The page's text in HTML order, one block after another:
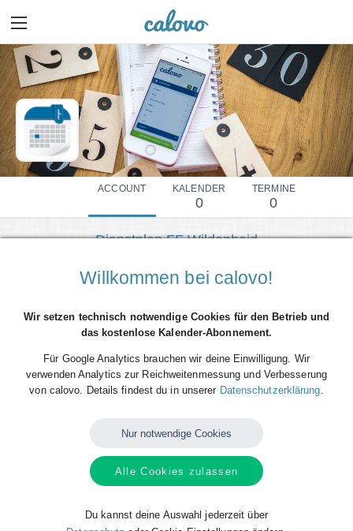
ACCOUNT KALENDER
0
TERMINE
0
Dienstplan FF Wildenheid
Mehr Details einblenden
Willkommen bei calovo!
Wir setzen technisch notwendige Cookies für den Betrieb und
das kostenlose Kalender-Abonnement.
Für Google Analytics brauchen wir deine Einwilligung. Wir
verwenden Analytics zur Reichweitenmessung und Verbesserung
von calovo. Details findest du in unserer Datenschutzerklärung
Nur notwendige Cookies
Alle Cookies zulassen
Du kannst deine Auswahl jederzeit über